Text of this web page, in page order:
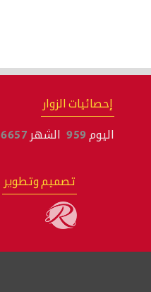
إحصائيات الزوار
اليوم 959 الشهر 6657
تصميم وتطوير